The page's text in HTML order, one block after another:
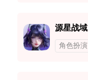
源星战域
角色扮演